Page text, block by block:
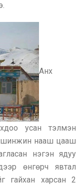
Анх
усан тэлмэн
шинжин нааш цааш
нэгэн ядуу
өнгөрч явтал
гайхан харсан 2